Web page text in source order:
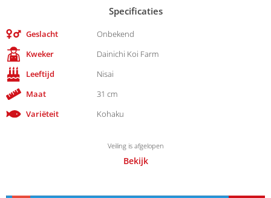
Specificaties
Geslacht
Onbekend
Kweker
Dainichi Koi Farm
Leeftijd
Nisai
Maat
31 cm
Variëteit
Kohaku
Veiling is afgelopen
Bekijk